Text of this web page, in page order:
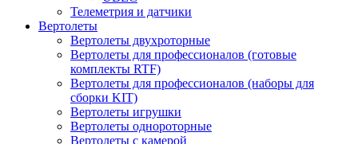
Телеметрия и датчики
Вертолеты
Вертолеты двухроторные
Вертолеты для профессионалов (готовые
комплекты RTF)
Вертолеты для профессионалов (наборы для
сборки KIT)
Вертолеты игрушки
Вертолеты однороторные
Вертолеты с камерой